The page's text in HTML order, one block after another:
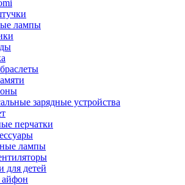
лампы
зарядные устройства
перчатки
лампы
для детей